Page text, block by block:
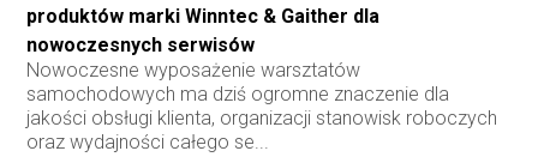
produktów marki Winntec & Gaither dla
nowoczesnych serwisów
Nowoczesne wyposażenie warsztatów
samochodowych ma dziś ogromne znaczenie dla
jakości obsługi klienta, organizacji stanowisk roboczych
oraz wydajności całego se...